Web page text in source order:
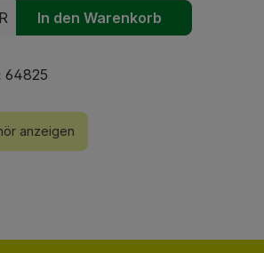
Gib den gewünschten
In den Warenkorb
64825
anzeigen